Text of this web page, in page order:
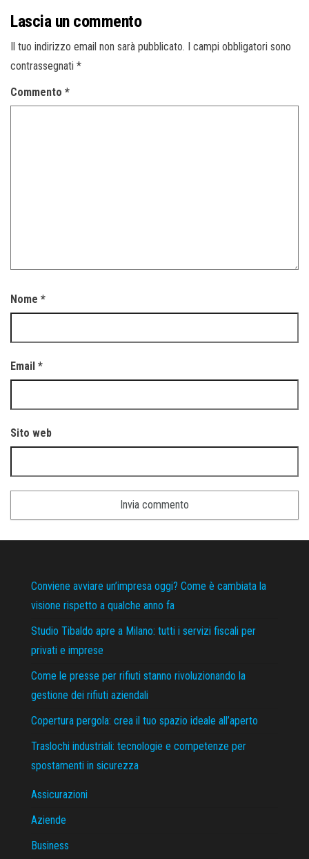
Lascia un commento
Il tuo indirizzo email non sarà pubblicato.
I campi obbligatori sono
contrassegnati *
Commento *
Nome *
Email *
Sito web
Conviene avviare un’impresa oggi? Come è cambiata la
visione rispetto a qualche anno fa
Studio Tibaldo apre a Milano: tutti i servizi fiscali per
privati e imprese
Come le presse per rifiuti stanno rivoluzionando la
gestione dei rifiuti aziendali
Copertura pergola: crea il tuo spazio ideale all’aperto
Traslochi industriali: tecnologie e competenze per
spostamenti in sicurezza
Assicurazioni
Aziende
Business